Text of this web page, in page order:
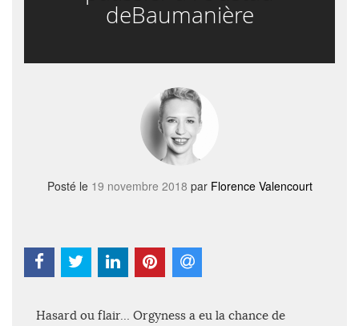
deBaumanière
Posté le 19 novembre 2018 par Florence Valencourt
Hasard ou flair… Orgyness a eu la chance de